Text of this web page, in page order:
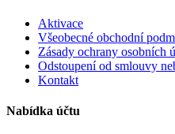
Aktivace
Všeobecné obchodní
Zásady ochrany osobních
Odstoupení od smlouvy
Kontakt
Nabídka účtu